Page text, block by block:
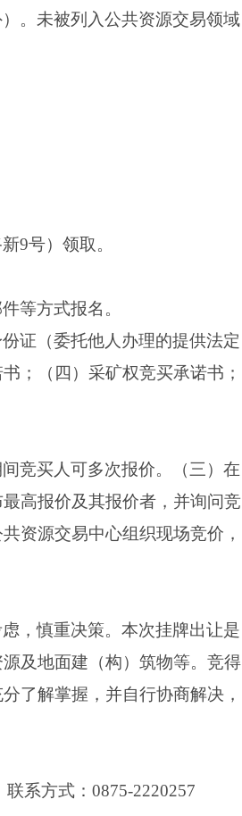
。未被列入公共资源交易领域
9号）领取。
等方式报名。
证（委托他人办理的提供法定
；（四）采矿权竞买承诺书；
竞买人可多次报价。（三）在
高报价及其报价者，并询问竞
资源交易中心组织现场竞价，
，慎重决策。本次挂牌出让是
及地面建（构）筑物等。竞得
了解掌握，并自行协商解决，
系方式：0875-2220257